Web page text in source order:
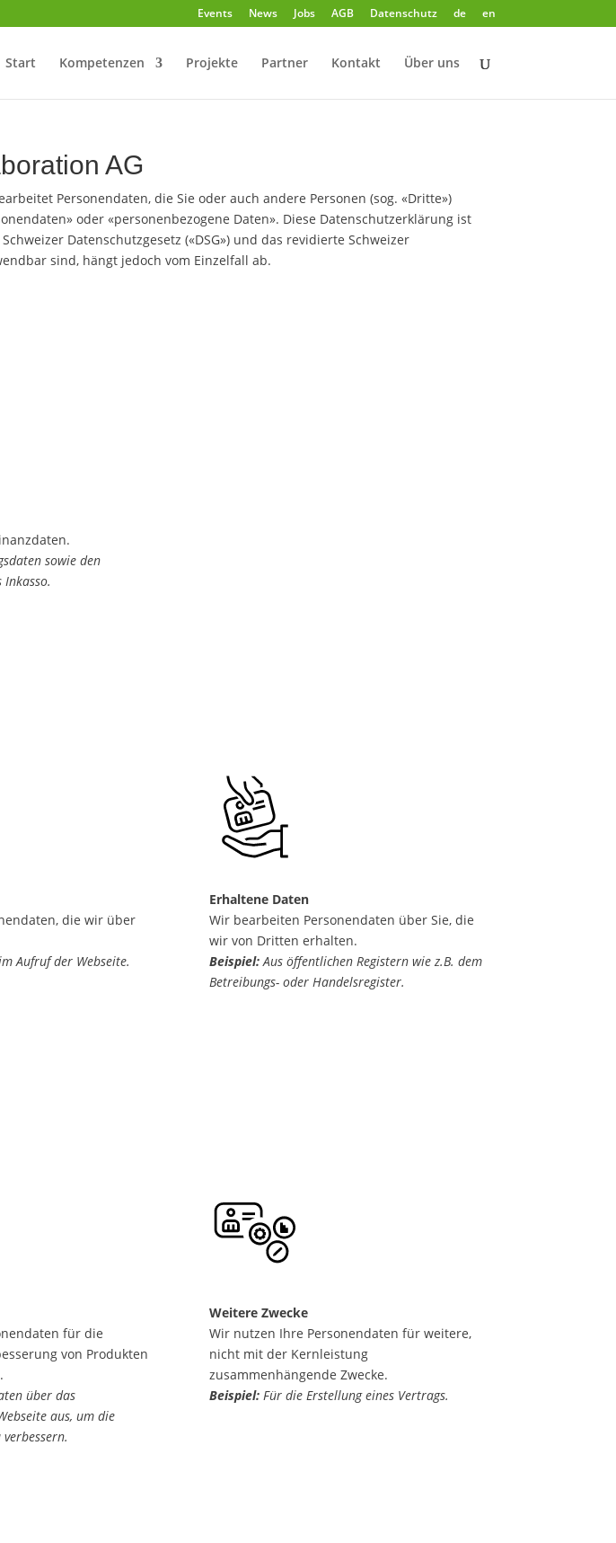
Events News Jobs AGB Datenschutz de en
Start Kompetenzen Projekte Partner Kontakt Über uns
AG
Personendaten, die Sie oder auch andere Personen (sog. «Dritte»)
oder «personenbezogene Daten». Diese Datenschutzerklärung ist
Datenschutzgesetz («DSG») und das revidierte Schweizer
sind, hängt jedoch vom Einzelfall ab.
sowie den
die wir über
Aufruf der Webseite.
Erhaltene Daten
Wir bearbeiten Personendaten über Sie, die
wir von Dritten erhalten.
Beispiel:Aus öffentlichen Registern wie z.B. dem
Betreibungs- oder Handelsregister.
für die
von Produkten
über das
aus, um die
Weitere Zwecke
Wir nutzen Ihre Personendaten für weitere,
nicht mit der Kernleistung
zusammenhängende Zwecke.
Beispiel: Für die Erstellung eines Vertrags.